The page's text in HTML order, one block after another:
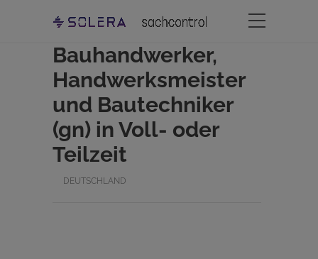
Bauhandwerker,
Handwerksmeister
und Bautechniker
(gn) in Voll- oder
Teilzeit
DEUTSCHLAND